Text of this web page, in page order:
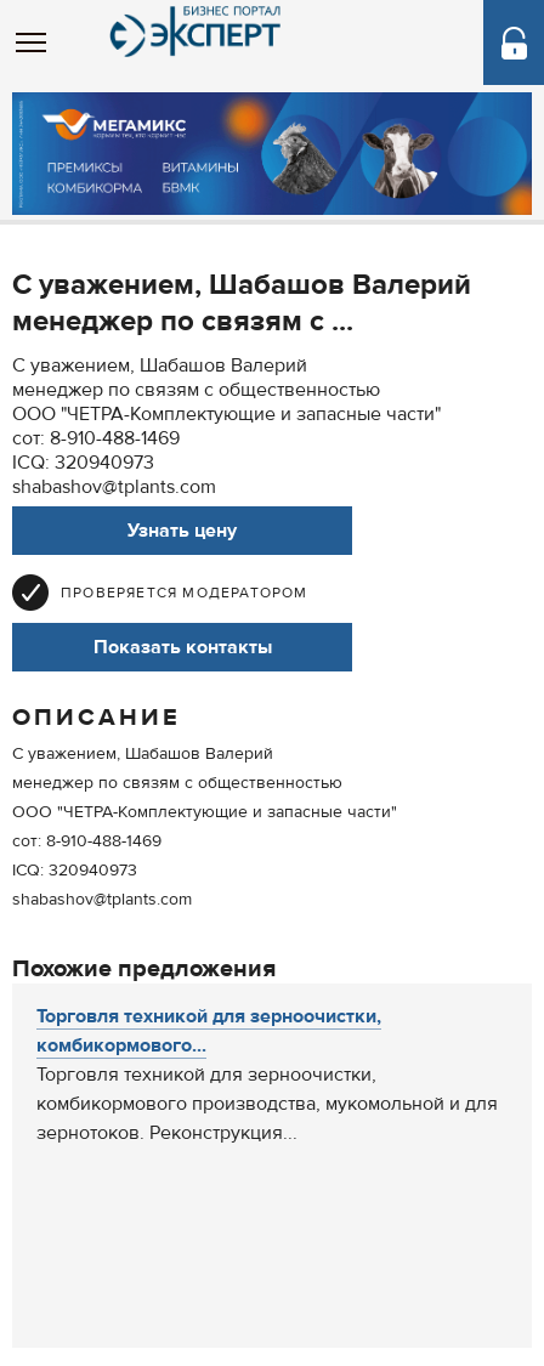
С уважением, Шабашов Валерий
менеджер по связям с ...
С уважением, Шабашов Валерий
менеджер по связям с общественностью
ООО "ЧEТРА-Комплектующие и запасные части"
сот: 8-910-488-1469
ICQ: 320940973
shabashov@tplants.com
Узнать цену
ПРОВЕРЯЕТСЯ МОДЕРАТОРОМ
Показать контакты
ОПИСАНИЕ
С уважением, Шабашов Валерий
менеджер по связям с общественностью
ООО "ЧEТРА-Комплектующие и запасные части"
сот: 8-910-488-1469
ICQ: 320940973
shabashov@tplants.com
Похожие предложения
Торговля техникой для зерноочистки,
комбикормового...
Торговля техникой для зерноочистки,
комбикормового производства, мукомольной и для
зернотоков. Реконструкция...